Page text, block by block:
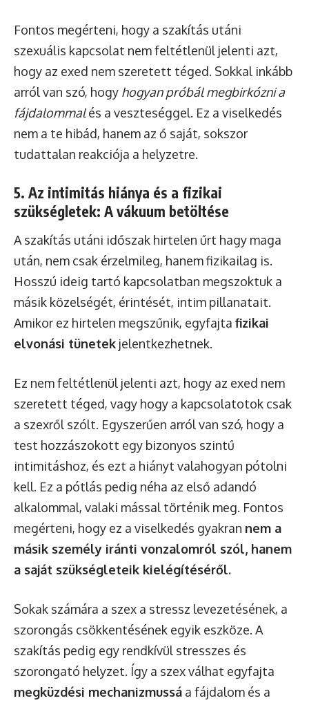
Fontos megérteni, hogy a szakítás utáni
szexuális kapcsolat nem feltétlenül jelenti azt,
hogy az exed nem szeretett téged. Sokkal inkább
arról van szó, hogy hogyan próbál megbirkózni a
fájdalommalés a veszteséggel. Ez a viselkedés
nem a te hibád, hanem az ő saját, sokszor
tudattalan reakciója a helyzetre.
5. Az intimitás hiánya és a fizikai
szükségletek: A vákuum betöltése
A szakítás utáni időszak hirtelen űrt hagy maga
után, nem csak érzelmileg, hanem fizikailag is.
Hosszú ideig tartó kapcsolatban megszoktuk a
másik közelségét, érintését, intim pillanatait.
Amikor ez hirtelen megszűnik, egyfajta fizikai
elvonási tünetek jelentkezhetnek.
Ez nem feltétlenül jelenti azt, hogy az exed nem
szeretett téged, vagy hogy a kapcsolatotok csak
a szexről szólt. Egyszerűen arról van szó, hogy a
test hozzászokott egy bizonyos szintű
intimitáshoz, és ezt a hiányt valahogyan pótolni
kell. Ez a pótlás pedig néha az első adandó
alkalommal, valaki mással történik meg. Fontos
megérteni, hogy ez a viselkedés gyakran nem a
másik személy iránti vonzalomról szól, hanem
a saját szükségleteik kielégítéséről.
Sokak számára a szex a stressz levezetésének, a
szorongás csökkentésének egyik eszköze. A
szakítás pedig egy rendkívül stresszes és
szorongató helyzet. Így a szex válhat egyfajta
megküzdési mechanizmussá a fájdalom és a